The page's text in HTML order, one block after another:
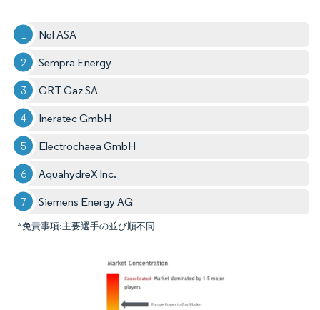
Nel ASA
Sempra Energy
GRT Gaz SA
Ineratec GmbH
Electrochaea GmbH
AquahydreX Inc.
Siemens Energy AG
*免責事項:主要選手の並び順不同